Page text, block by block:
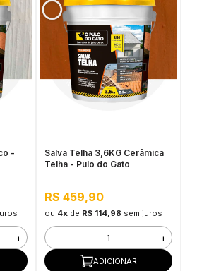
-
+
Salva Telha 3,6KG Cerâmica
Telha - Pulo do Gato
R$ 459,90
ou 4xde R$ 114,98 sem juros
- +
ADICIONAR